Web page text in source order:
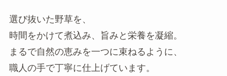
選び抜いた野草を、
時間をかけて煮込み、旨みと栄養を凝縮。
まるで自然の恵みを一つに束ねるように、
職人の手で丁寧に仕上げています。